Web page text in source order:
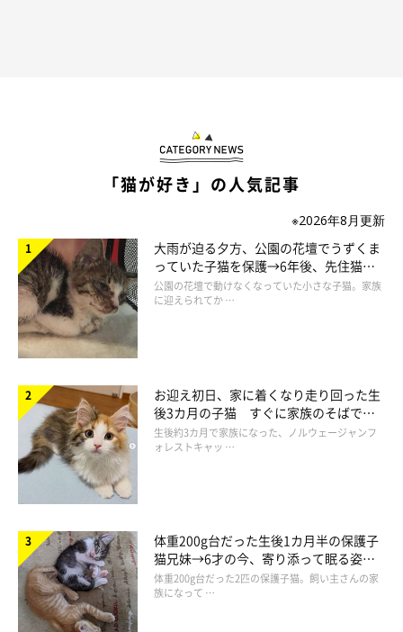
「私が寝すぎている日に、ベッドの下にイヌくんを転がしにくる
ことはたまにありますが、今回のように私の体にそうようにイヌ
くんを置いてくれたり、寝返りを打ったときにもイヌくんを置き
ヤマネコに手厚く看病されているようで、とても嬉しかったで
す」
「ソファに座ってたら顔うずめてきた」
@ymnc_rf
ほかにも、飼い主さんはヤマネコくんの優しさを感じた出来事が
「猫が好き」の人気記事
※2026年8月更新
大雨が迫る夕方、公園の花壇でうずくま
っていた子猫を保護→6年後、先住猫
と“姉妹”のような関係に
公園の花壇で動けなくなっていた小さな子猫。家族
に迎えられてか …
お迎え初日、家に着くなり走り回った生
後3カ月の子猫 すぐに家族のそばで落
ち着く姿に「迎えてよかった」
生後約3カ月で家族になった、ノルウェージャンフ
ォレストキャッ …
体重200g台だった生後1カ月半の保護子
猫兄妹→6才の今、寄り添って眠る姿に
ほっこり！
体重200g台だった2匹の保護子猫。飼い主さんの家
族になって …